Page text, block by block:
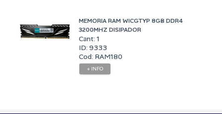
MEMORIA RAM WICGTYP 8GB DDR4
3200MHZ DISIPADOR
Cant: 1
ID: 9333
Cod: RAM180
+ INFO